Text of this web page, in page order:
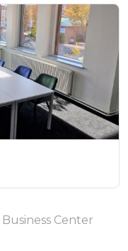
Business Center